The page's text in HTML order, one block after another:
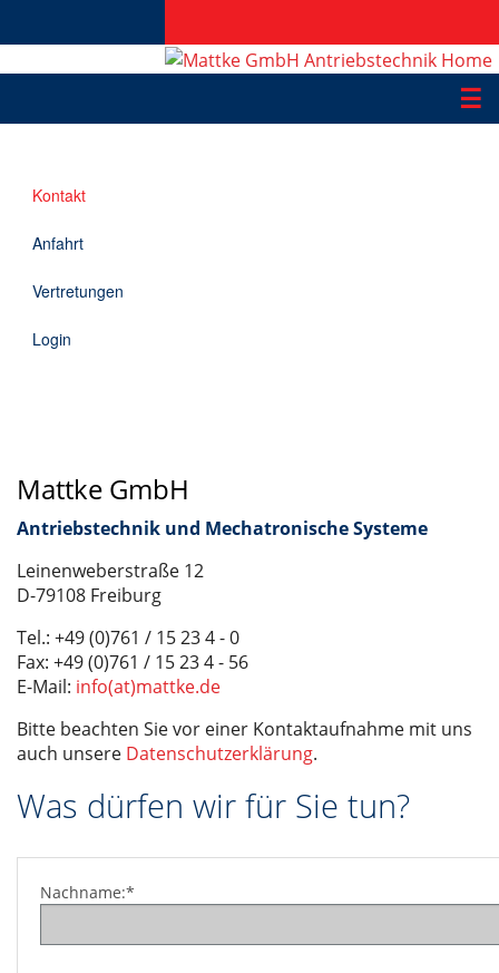
☰
Applikationen
Informationen
Downloads
Kontakt
Kontakt
Anfahrt
Vertretungen
Login
Mattke GmbH
Antriebstechnik und Mechatronische Systeme
Leinenweberstraße 12
D-79108 Freiburg
Tel.: +49 (0)761 / 15 23 4 - 0
Fax: +49 (0)761 / 15 23 4 - 56
E-Mail: info(at)mattke.de
Bitte beachten Sie vor einer Kontaktaufnahme mit uns
auch unsere Datenschutzerklärung.
Was dürfen wir für Sie tun?
Nachname:*